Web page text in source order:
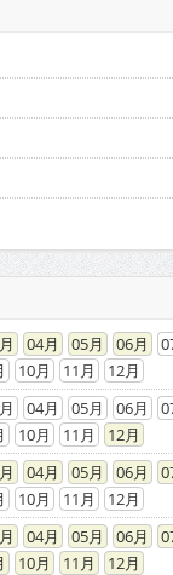
04 05 06
10 11
12
04 05 06
10 11
12
04 05 06
10 11
12
04 05 06
10 11
12